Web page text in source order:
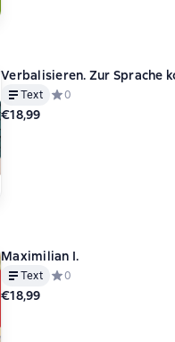
Verbalisieren. Zur Sprache
Text Средний рейтинг 0 на
0
€18,99
Maximilian I.
Text Средний рейтинг 0 на
0
€18,99